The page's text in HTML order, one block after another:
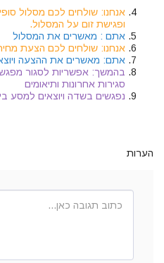
אנחנו: שולחים לכם מסלול
ופגישת זום על המסלול.
אתם : מאשרים את המסלול
אנחנו: שולחים לכם הצעת
אתם: מאשרים את ההצעה
בהמשך: אפשריות לסגור מפגש
סגירות אחרונות ותיאומים
נפגשים בשדה ויוצאים למסע
הערות